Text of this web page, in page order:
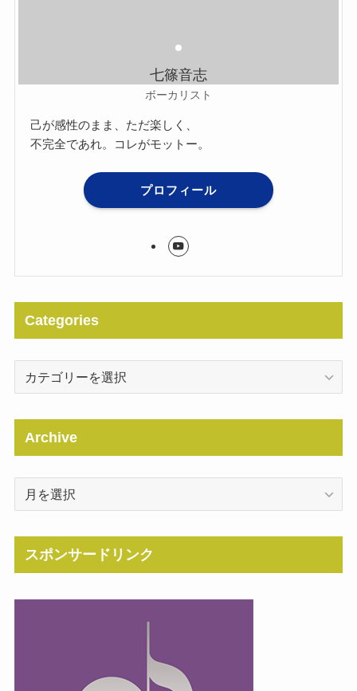
七篠音志
ボーカリスト
己が感性のまま、ただ楽しく、
不完全であれ。コレがモットー。
プロフィール
Categories
Categories
Archive
Archive
スポンサードリンク